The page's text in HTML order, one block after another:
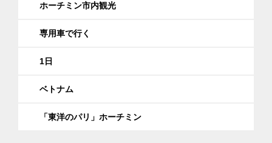
ホーチミン市内観光
専用車で行く
1日
ベトナム
「東洋のパリ」ホーチミン